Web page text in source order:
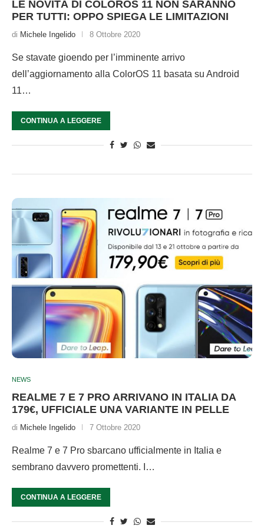
LE NOVITÀ DI COLOROS 11 NON SARANNO
PER TUTTI: OPPO SPIEGA LE LIMITAZIONI
di Michele Ingelido 8 Ottobre 2020
Se stavate gioendo per l’imminente arrivo
dell’aggiornamento alla ColorOS 11 basata su Android
11…
CONTINUA A LEGGERE
NEWS
REALME 7 E 7 PRO ARRIVANO IN ITALIA DA
179€, UFFICIALE UNA VARIANTE IN PELLE
di Michele Ingelido 7 Ottobre 2020
Realme 7 e 7 Pro sbarcano ufficialmente in Italia e
sembrano davvero promettenti. I…
CONTINUA A LEGGERE